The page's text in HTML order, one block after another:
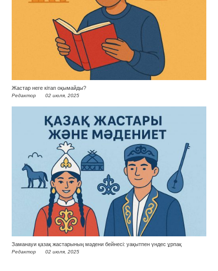
Жастар неге кітап оқымайды?
Редактор 02 июля, 2025
Заманауи қазақ жастарының мәдени бейнесі: уақытпен үндес ұрпақ
Редактор 02 июля, 2025